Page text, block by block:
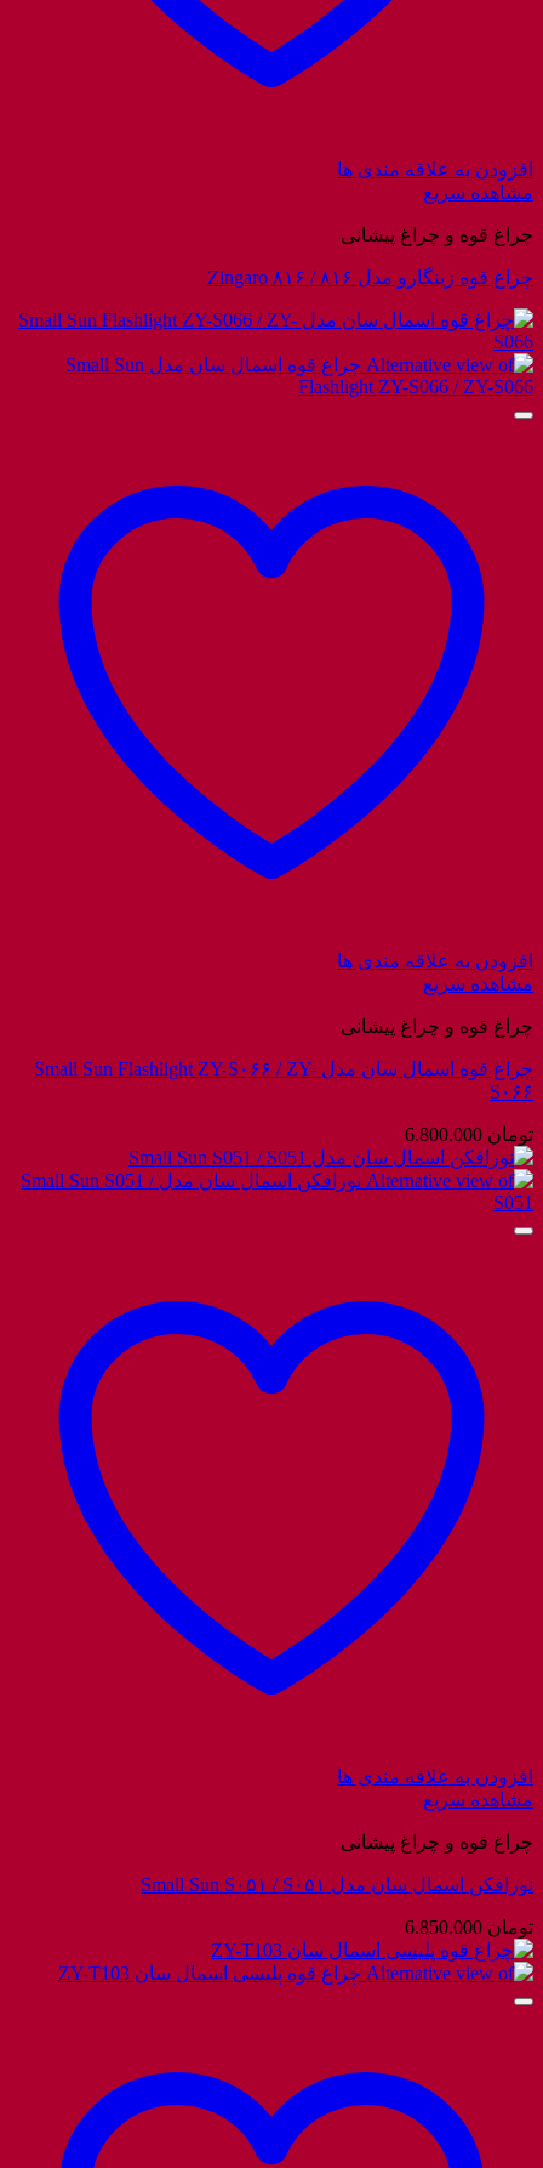
افزودن به علاقه مندی ها
مشاهده سریع
چراغ قوه و چراغ پیشانی
چراغ قوه زینگارو مدل ۸۱۶ / Zingaro ۸۱۶
افزودن به علاقه مندی ها
مشاهده سریع
چراغ قوه و چراغ پیشانی
چراغ قوه اسمال سان مدل Small Sun Flashlight ZY-S۰۶۶ / ZY-
S۰۶۶
تومان
افزودن به علاقه مندی ها
مشاهده سریع
چراغ قوه و چراغ پیشانی
نورافکن اسمال سان مدل Small Sun S۰۵۱ / S۰۵۱
تومان